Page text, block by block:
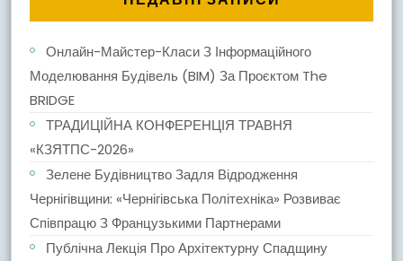
Онлайн-Майстер-Класи З Інформаційного
Моделювання Будівель (BIM) За Проєктом The
BRIDGE
ТРАДИЦІЙНА КОНФЕРЕНЦІЯ ТРАВНЯ
«КЗЯТПС-2026»
Зелене Будівництво Задля Відродження
Чернігівщини: «Чернігівська Політехніка» Розвиває
Співпрацю З Французькими Партнерами
Публічна Лекція Про Архітектурну Спадщину